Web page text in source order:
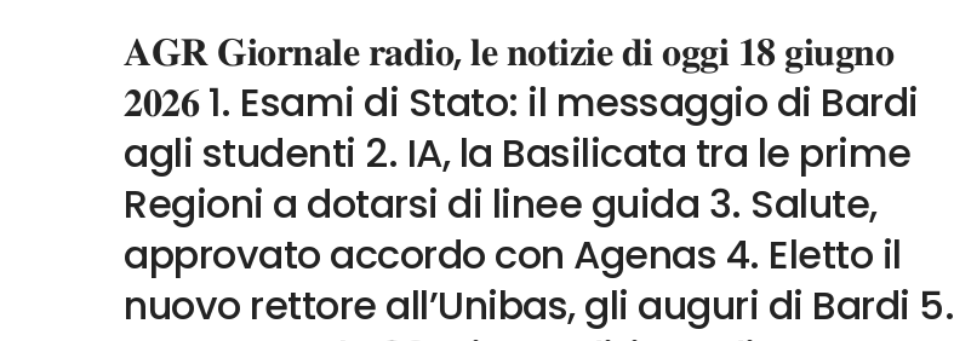
𝐀𝐆𝐑 𝐆𝐢𝐨𝐫𝐧𝐚𝐥𝐞 𝐫𝐚𝐝𝐢𝐨, 𝐥𝐞 𝐧𝐨𝐭𝐢𝐳𝐢𝐞 𝐝𝐢 𝐨𝐠𝐠𝐢 𝟏𝟖 𝐠𝐢𝐮𝐠𝐧𝐨
𝟐𝟎𝟐𝟔 1. Esami di Stato: il messaggio di Bardi
agli studenti 2. IA, la Basilicata tra le prime
Regioni a dotarsi di linee guida 3. Salute,
approvato accordo con Agenas 4. Eletto il
nuovo rettore all’Unibas, gli auguri di Bardi 5.